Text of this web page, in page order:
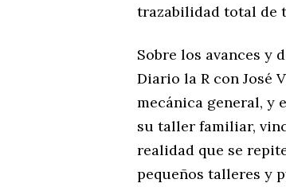
trazabilidad total de
Sobre los avances y
Diario la R con José
mecánica general, y
su taller familiar,
realidad que se
pequeños talleres y